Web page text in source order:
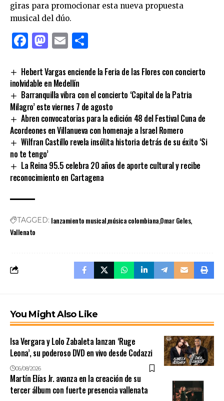
giras para promocionar esta nueva propuesta
musical del dúo.
Facebook
Mastodon
Email
Hebert Vargas enciende la Feria de las Flores con concierto
inolvidable en Medellín
Barranquilla vibra con el concierto ‘Capital de la Patria
Milagro’ este viernes 7 de agosto
Abren convocatorias para la edición 48 del Festival Cuna de
Acordeones en Villanueva con homenaje a Israel Romero
Wilfran Castillo revela insólita historia detrás de su éxito ‘Si
no te tengo’
La Reina 95.5 celebra 20 años de aporte cultural y recibe
reconocimiento en Cartagena
TAGGED: lanzamiento musicalmúsica colombianaOmar Geles
Vallenato
You Might Also Like
Isa Vergara y Lolo Zabaleta lanzan ‘Ruge
Leona’, su poderoso DVD en vivo desde Codazzi
06/08/2026
Martín Elías Jr. avanza en la creación de su
tercer álbum con fuerte presencia vallenata